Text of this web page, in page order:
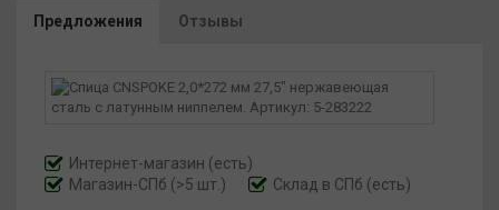
Предложения Отзывы
Интернет-магазин (есть)
Магазин-СПб (>5 шт.)
Склад в СПб (есть)